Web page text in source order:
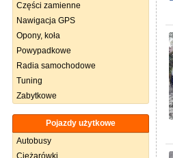
Części zamienne
Nawigacja GPS
Opony, koła
Powypadkowe
Radia samochodowe
Tuning
Zabytkowe
Pojazdy użytkowe
Autobusy
Ciężarówki